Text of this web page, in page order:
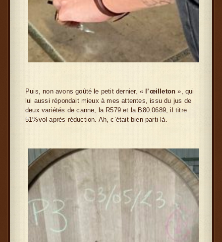
Puis, non avons goûté le petit dernier, « l’œilleton », qui
lui aussi répondait mieux à mes attentes, issu du jus de
deux variétés de canne, la R579 et la B80.0689, il titre
51%vol après réduction. Ah, c’était bien parti là.